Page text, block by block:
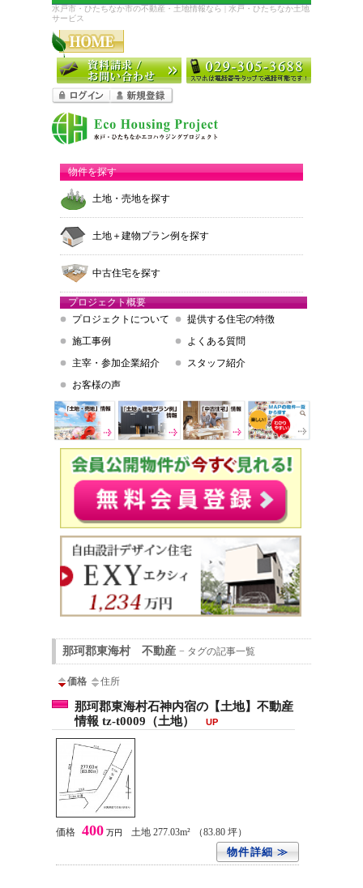
水戸市・ひたちなか市の不動産・土地情報なら | 水戸・ひたちなか土地
サービス
物件を探す
土地・売地を探す
土地＋建物プラン例を探す
中古住宅を探す
プロジェクト概要
プロジェクトについて
提供する住宅の特徴
施工事例
よくある質問
主宰・参加企業紹介
スタッフ紹介
お客様の声
那珂郡東海村 不動産 − タグの記事一覧
価格 住所
那珂郡東海村石神内宿の【土地】不動産
情報 tz-t0009（土地）
UP
価格 400 万円 土地 277.03m² （83.80 坪）
物件詳細 ≫